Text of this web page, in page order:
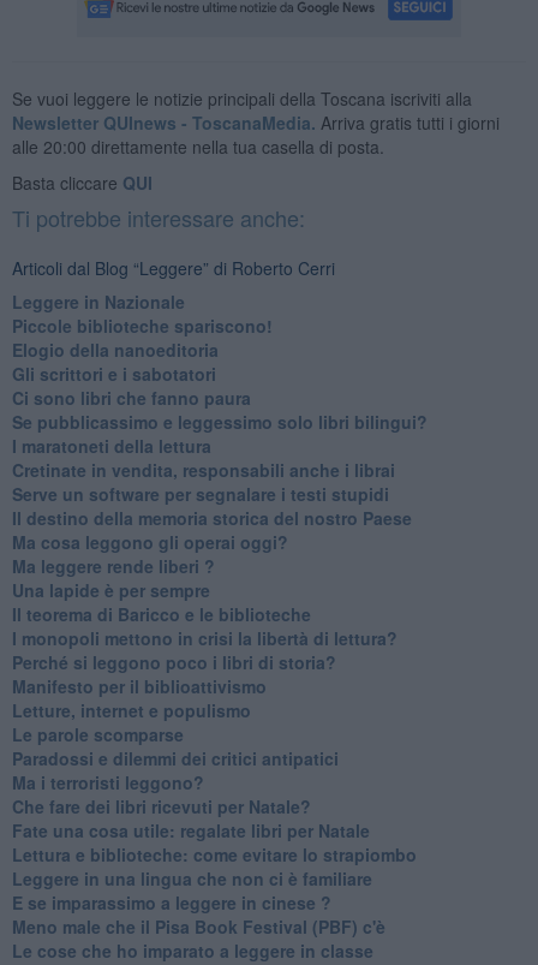
Se vuoi leggere le notizie principali della Toscana iscriviti alla
Newsletter QUInews - ToscanaMedia. Arriva gratis tutti i giorni
alle 20:00 direttamente nella tua casella di posta.
Basta cliccare QUI
Ti potrebbe interessare anche:
Articoli dal Blog “Leggere” di Roberto Cerri
​Leggere in Nazionale
​Piccole biblioteche spariscono!
​Elogio della nanoeditoria
Gli scrittori e i sabotatori
Ci sono libri che fanno paura
Se pubblicassimo e leggessimo solo libri bilingui?
I maratoneti della lettura
Cretinate in vendita, responsabili anche i librai
Serve un software per segnalare i testi stupidi
​Il destino della memoria storica del nostro Paese
Ma cosa leggono gli operai oggi?
Ma leggere rende liberi ?
​Una lapide è per sempre
Il teorema di Baricco e le biblioteche
I monopoli mettono in crisi la libertà di lettura?
​Perché si leggono poco i libri di storia?
​Manifesto per il biblioattivismo
Letture, internet e populismo
​Le parole scomparse
​Paradossi e dilemmi dei critici antipatici
Ma i terroristi leggono?
​Che fare dei libri ricevuti per Natale?
​Fate una cosa utile: regalate libri per Natale
​Lettura e biblioteche: come evitare lo strapiombo
Leggere in una lingua che non ci è familiare
​E se imparassimo a leggere in cinese ?
​Meno male che il Pisa Book Festival (PBF) c'è
​Le cose che ho imparato a leggere in classe